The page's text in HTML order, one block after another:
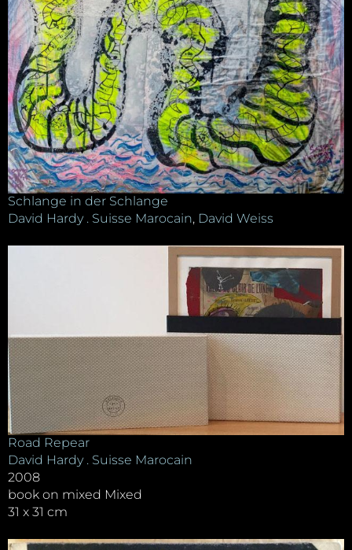
Schlange in der Schlange
David Hardy . Suisse Marocain, David Weiss
Road Repear
David Hardy . Suisse Marocain
2008
book on mixed Mixed
31 x 31 cm